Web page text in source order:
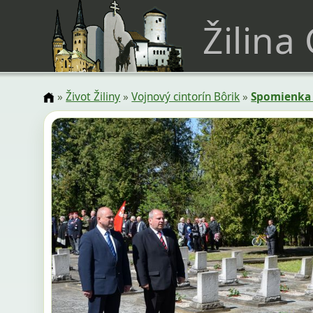
Žilina
»Život Žiliny»Vojnový cintorín Bôrik»Spomienka